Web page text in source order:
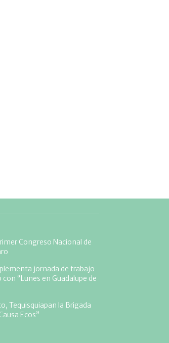
Congreso Nacional de
jornada de trabajo
“Lunes en Guadalupe de
Tequisquiapan la Brigada
Ecos”